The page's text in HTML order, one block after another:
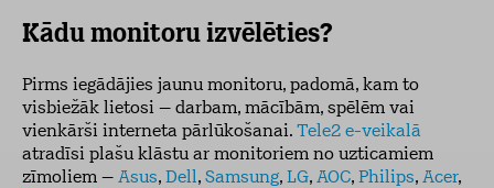
Kādu monitoru izvēlēties?
Pirms iegādājies jaunu monitoru, padomā, kam to
visbiežāk lietosi – darbam, mācībām, spēlēm vai
vienkārši interneta pārlūkošanai. Tele2 e-veikalā
atradīsi plašu klāstu ar monitoriem no uzticamiem
zīmoliem – Asus, Dell, Samsung, LG, AOC, Philips, Acer,